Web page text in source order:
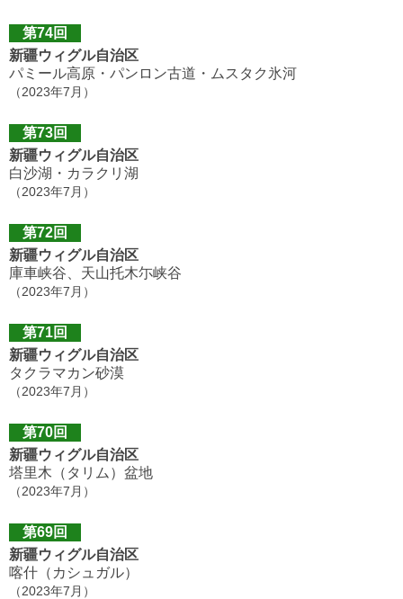
第74回
新疆ウィグル自治区
パミール高原・パンロン古道・ムスタク氷河
（2023年7月）
第73回
新疆ウィグル自治区
白沙湖・カラクリ湖
（2023年7月）
第72回
新疆ウィグル自治区
庫車峡谷、天山托木尓峡谷
（2023年7月）
第71回
新疆ウィグル自治区
タクラマカン砂漠
（2023年7月）
第70回
新疆ウィグル自治区
塔里木（タリム）盆地
（2023年7月）
第69回
新疆ウィグル自治区
喀什（カシュガル）
（2023年7月）